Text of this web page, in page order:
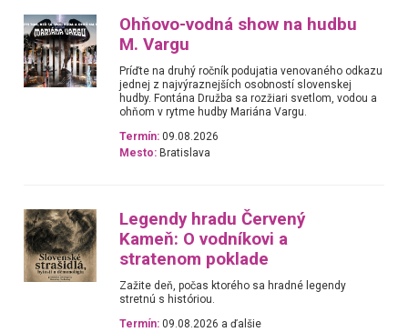
Ohňovo-vodná show na hudbu
M. Vargu
Príďte na druhý ročník podujatia venovaného odkazu
jednej z najvýraznejších osobností slovenskej
hudby. Fontána Družba sa rozžiari svetlom, vodou a
ohňom v rytme hudby Mariána Vargu.
Termín: 09.08.2026
Mesto: Bratislava
Legendy hradu Červený
Kameň: O vodníkovi a
stratenom poklade
Zažite deň, počas ktorého sa hradné legendy
stretnú s históriou.
Termín: 09.08.2026 a ďalšie